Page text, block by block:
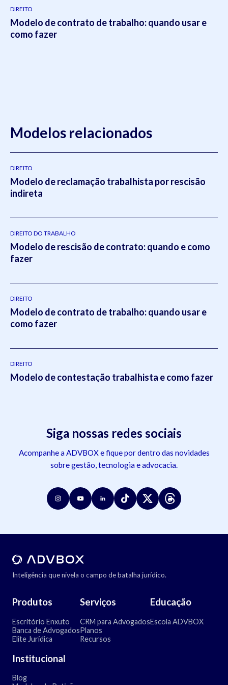
DIREITO
Modelo de contrato de trabalho: quando usar e
como fazer
Modelos relacionados
DIREITO
Modelo de reclamação trabalhista por rescisão
indireta
DIREITO DO TRABALHO
Modelo de rescisão de contrato: quando e como
fazer
DIREITO
Modelo de contrato de trabalho: quando usar e
como fazer
DIREITO
Modelo de contestação trabalhista e como fazer
Siga nossas redes sociais
Acompanhe a ADVBOX e fique por dentro das novidades
sobre gestão, tecnologia e advocacia.
Inteligência que nivela o campo de batalha jurídico.
Produtos
Escritório Enxuto
Banca de Advogados
Elite Jurídica
Serviços
CRM para Advogados
Planos
Recursos
Educação
Escola ADVBOX
Institucional
Blog